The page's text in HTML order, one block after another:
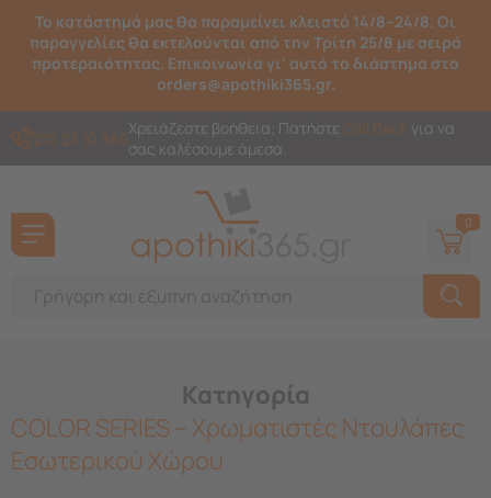
Το κατάστημά μας θα παραμείνει κλειστό 14/8–24/8. Οι
παραγγελίες θα εκτελούνται από την Τρίτη 25/8 με σειρά
προτεραιότητας. Επικοινωνία γι' αυτό το διάστημα στο
orders@apothiki365.gr.
210 23 10 365Χρειάζεστε βοήθεια; Πατήστε Call Back για να
σας καλέσουμε άμεσα.
0
Κατηγορία
COLOR SERIES – Χρωματιστές Ντουλάπες
Εσωτερικού Χώρου